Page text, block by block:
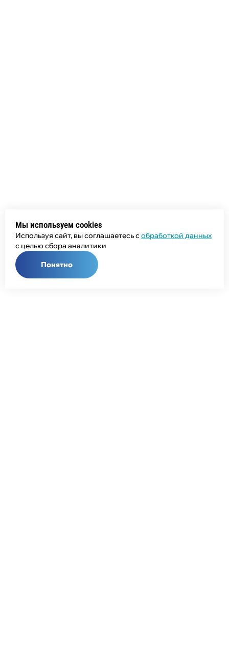
Мы используем cookies
Используя сайт, вы соглашаетесь с обработкой данных
с целью сбора аналитики
Понятно